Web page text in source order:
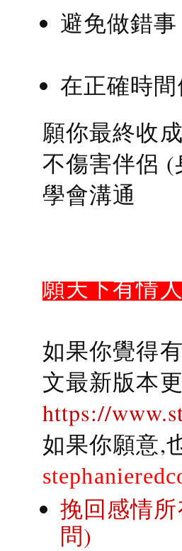
避免做錯事
在正確時
願你最終收
不傷害伴侶
學會溝通
願天下有情
如果你覺得
文最新版本
https://
如果你願意,
挽回感情
問)